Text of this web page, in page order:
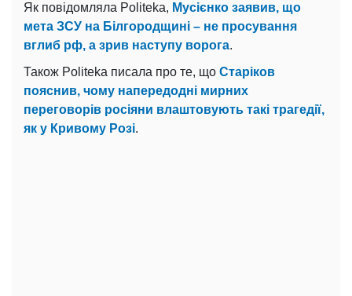
Як повідомляла Politeka, Мусієнко заявив, що
мета ЗСУ на Білгородщині – не просування
вглиб рф, а зрив наступу ворога.
Також Politeka писала про те, що Старіков
пояснив, чому напередодні мирних
переговорів росіяни влаштовують такі трагедії,
як у Кривому Розі.